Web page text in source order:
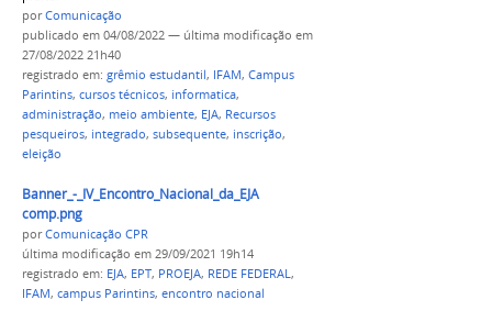
porComunicação CPR
publicado em 04/08/2022 — última modificação em
27/08/2022 21h40
registrado em: grêmio estudantil, IFAM, Campus
Parintins, cursos técnicos, informatica,
administração, meio ambiente, EJA, Recursos
pesqueiros, integrado, subsequente, inscrição,
eleição
Banner_-_IV_Encontro_Nacional_da_EJA
comp.png
porComunicação CPR
última modificação em 29/09/2021 19h14
registrado em: EJA, EPT, PROEJA, REDE FEDERAL ,
IFAM, campus Parintins, encontro nacional